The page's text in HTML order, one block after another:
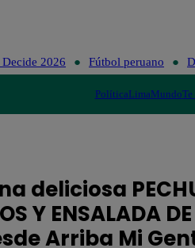
Decide 2026 Fútbol peruano
PolíticaLimaMundo
deliciosa
Y ENSALADA
Arriba Mi